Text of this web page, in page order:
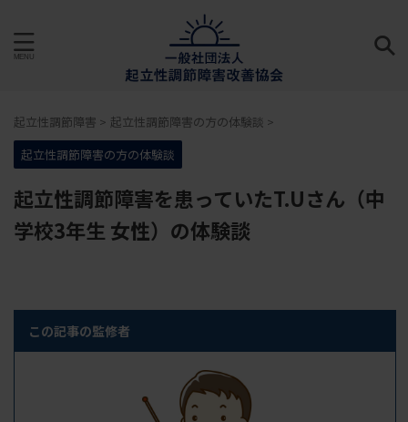
起立性調節障害 > 起立性調節障害の方の体験談 >
起立性調節障害の方の体験談
起立性調節障害を患っていたT.Uさん（中
学校3年生 女性）の体験談
この記事の監修者